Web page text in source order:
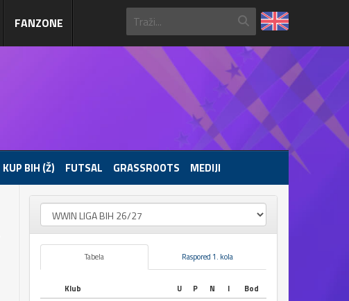
FANZONE
KUP BIH (Ž) FUTSAL GRASSROOTS MEDIJI
Tabela Raspored 1. kola
Klub U P N I
Bod